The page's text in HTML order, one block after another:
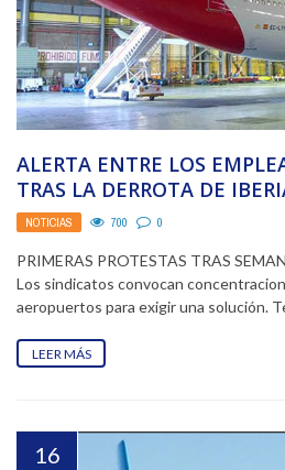
ALERTA ENTRE LOS
TRAS LA DERROTA DE
NOTICIAS 700 0
PRIMERAS PROTESTAS TRAS
Los sindicatos convocan
aeropuertos para exigir una solución.
LEER MÁS
16